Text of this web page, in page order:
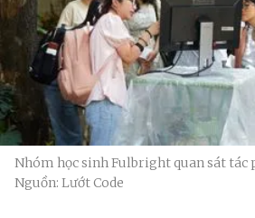
Nhóm học sinh Fulbright quan sát tác
Nguồn: Lướt Code